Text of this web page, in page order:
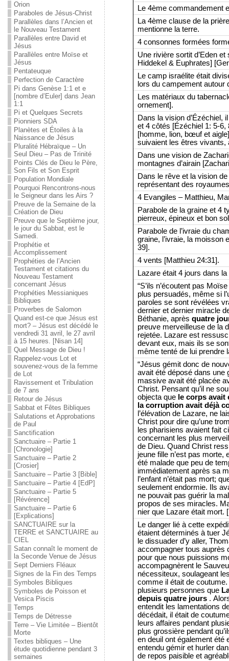
Orion
Paraboles de Jésus-Christ
Parallèles dans l’Ancien et
le Nouveau Testament
Parallèles entre David et
Jésus
Parallèles entre Moïse et
Jésus
Pentateuque
Perfection de Caractère
Pi dans Genèse 1:1 et e
[nombre d’Euler] dans Jean
1:1
Pi et Quelques Secrets
Pionniers SDA
Planètes et Étoiles à la
Naissance de Jésus
Pluralité Hébraïque – Un
Seul Dieu – Pas de Trinité
Points Clés de Dieu le Père,
Son Fils et Son Esprit
Population Mondiale
Pourquoi Rencontrons-nous
le Seigneur dans les Airs ?
Preuve de la Semaine de la
Création de Dieu
Preuve que le Septième jour,
le jour du Sabbat, est le
Samedi.
Prophétie et
Accomplissement
Prophéties de l’Ancien
Testament et citations du
Nouveau Testament
concernant Jésus
Prophéties Messianiques
Bibliques
Proverbes de Salomon
Quand est-ce que Jésus est
mort? – Jésus est décédé le
vendredi 31 avril, le 27 avril
à 15 heures. [Nisan 14]
Quel Message de Dieu !
Rappelez-vous Lot et
souvenez-vous de la femme
de Lot
Ravissement et Tribulation
de 7 ans
Retour de Jésus
Sabbat et Fêtes Bibliques
Salutations et Approbations
de Paul
Sanctification
Sanctuaire – Partie 1
[Chronologie]
Sanctuaire – Partie 2
[Crosier]
Sanctuaire – Partie 3 [Bible]
Sanctuaire – Partie 4 [EdP]
Sanctuaire – Partie 5
[Révérence]
Sanctuaire – Partie 6
[Explications]
SANCTUAIRE sur la
TERRE et SANCTUAIRE au
CIEL
Satan connaît le moment de
la Seconde Venue de Jésus
Sept Derniers Fléaux
Signes de la Fin des Temps
Symboles Bibliques
Symboles de Poisson et
Vesica Piscis
Temps
Temps de Détresse
Terre – Vie Limitée – Bientôt
Morte
Textes bibliques – Une
étude quotidienne pendant 3
semaines
Le 4ème commandement
La 4ème clause de la
mentionne la terre.
4 consonnes formées
Une rivière sortit d’Eden
Hiddekel & Euphrates]
Le camp israélite était
lors du campement autour
Les matériaux du
ornement].
Dans la vision d’Ézéchiel,
et 4 côtés [Ézéchiel 1: 5-
[homme, lion, bœuf et
suivaient les êtres vivants,
Dans une vision de
montagnes d’airain
Dans le rêve et la vision
représentant des
4 Evangiles – Matthieu,
Parabole de la graine et 4
pierreux, épineux et bon
Parabole de l’ivraie du
graine, l’ivraie, la moisson
39].
4 vents [Matthieu 24:31].
Lazare était 4 jours dans
“S’ils n’écoutent pas
plus persuadés, même si
paroles se sont révélées
dernier et dernier miracle
Béthanie, après quatre
preuve merveilleuse de la
rejetée. Lazare est
devant eux, mais ils se
même tenté de lui prendre
“Jésus gémit donc de
avait été déposé dans une
massive avait été placée
Christ. Pensant qu’il ne
objecta que le corps
la corruption avait déjà
l’élévation de Lazare, ne
Christ pour dire qu’une
les pharisiens avaient fait
concernant les plus
de Dieu. Quand Christ
jeune fille n’est pas morte,
été malade que peu de
immédiatement après sa
l’enfant n’était pas mort;
seulement endormie. Ils
ne pouvait pas guérir la
propos de ses miracles.
nier que Lazare était mort.
Le danger lié à cette
étaient déterminés à tuer
le dissuader d’y aller,
accompagner tous auprès
pour que nous puissions
accompagnèrent le
nécessiteux, soulageant
comme il était de
plusieurs personnes que
depuis quatre jours.
entendit les lamentations
décédait, il était de
leurs affaires pendant
plus grossière pendant
en deuil ont également été
entendu gémir et hurler
de repos paisible et